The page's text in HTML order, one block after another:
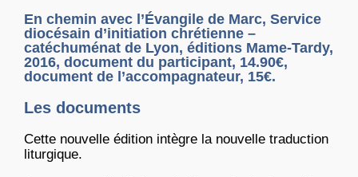
En chemin avec l’Évangile de Marc, Service
diocésain d’initiation chrétienne –
catéchuménat de Lyon, éditions Mame-Tardy,
2016, document du participant, 14.90€,
document de l’accompagnateur, 15€.
Les documents
Cette nouvelle édition intègre la nouvelle traduction
liturgique.